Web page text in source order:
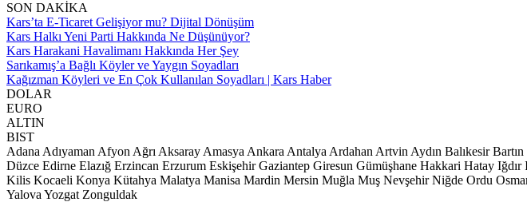
SON DAKİKA
Kars’ta E-Ticaret Gelişiyor mu? Dijital Dönüşüm
Kars Halkı Yeni Parti Hakkında Ne Düşünüyor?
Kars Harakani Havalimanı Hakkında Her Şey
Sarıkamış’a Bağlı Köyler ve Yaygın Soyadları
Kağızman Köyleri ve En Çok Kullanılan Soyadları | Kars Haber
DOLAR
EURO
ALTIN
BIST
Adana Adıyaman Afyon Ağrı Aksaray Amasya Ankara Antalya Ardahan Artvin Aydın Balıkesir Bartın
Düzce Edirne Elazığ Erzincan Erzurum Eskişehir Gaziantep Giresun Gümüşhane Hakkari Hatay Iğdır
Kilis Kocaeli Konya Kütahya Malatya Manisa Mardin Mersin Muğla Muş Nevşehir Niğde Ordu
Yalova Yozgat Zonguldak